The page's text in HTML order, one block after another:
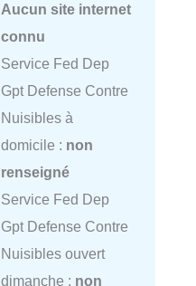
Aucun site internet
connu
Service Fed Dep
Gpt Defense Contre
Nuisibles à
domicile : non
renseigné
Service Fed Dep
Gpt Defense Contre
Nuisibles ouvert
dimanche : non